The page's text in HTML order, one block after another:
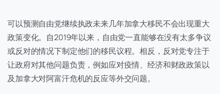
可以预测自由党继续执政未来几年加拿大移民不会出现重大
政策变化。自2019年以来，自由党一直能够在没有太多争议
或反对的情况下制定他们的移民议程。相反，反对党专注于
让政府对其他问题负责，例如应对疫情、经济和财政政策以
及加拿大对阿富汗危机的反应等外交问题。